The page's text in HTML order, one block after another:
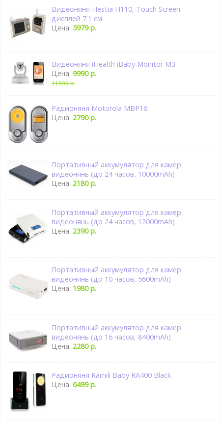
Видеоняня Hestia H110, Touch Screen
дисплей 7.1 см.
Цена: 5979 р.
Видеоняня iHealth iBaby Monitor M3
Цена:9990 р.
11990 р.
Радионяня Motorola MBP16
Цена: 2790 р.
Портативный аккумулятор для камер
видеонянь (до 24 часов, 10000mAh)
Цена: 2180 р.
Портативный аккумулятор для камер
видеонянь (до 24 часов, 12000mAh)
Цена: 2390 р.
Портативный аккумулятор для камер
видеонянь (до 10 часов, 5600mAh)
Цена: 1980 р.
Портативный аккумулятор для камер
видеонянь (до 16 часов, 8400mAh)
Цена: 2280 р.
Радионяня Ramili Baby RA400 Black
Цена:6499 р.